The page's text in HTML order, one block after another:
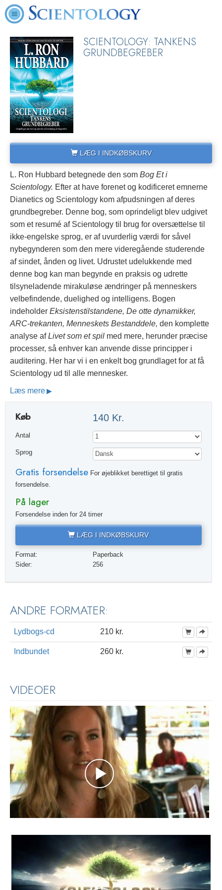
SCIENTOLOGY: TANKENS
GRUNDBEGREBER
LÆG I INDKØBSKURV
L. Ron Hubbard betegnede den som Bog Et i
Scientology. Efter at have forenet og kodificeret emnerne
Dianetics og Scientology kom afpudsningen af deres
grundbegreber. Denne bog, som oprindeligt blev udgivet
som et resumé af Scientology til brug for oversættelse til
ikke-engelske sprog, er af uvurderlig værdi for såvel
nybegynderen som den mere videregående studerende
af sindet, ånden og livet. Udrustet udelukkende med
denne bog kan man begynde en praksis og udrette
tilsyneladende mirakuløse ændringer på menneskers
velbefindende, duelighed og intelligens. Bogen
indeholder Eksistenstilstandene, De otte dynamikker,
ARC-trekanten, Menneskets Bestanddele, den komplette
analyse afLivet som et spil med mere, herunder præcise
processer, så enhver kan anvende disse principper i
auditering. Her har vi i en enkelt bog grundlaget for at få
Scientology ud til alle mennesker.
Læs mere
Køb 140 Kr.
Antal
Sprog
Gratis forsendelseFor øjeblikket berettiget til gratis
forsendelse.
På lager
Forsendelse inden for 24 timer
LÆG I INDKØBSKURV
Format:
Paperback
Sider:
256
ANDRE FORMATER:
Lydbogs-cd 210 kr.
Indbundet 260 kr.
VIDEOER